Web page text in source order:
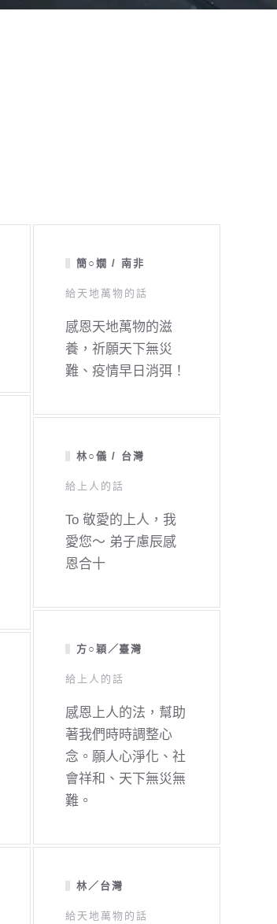
簡○嫺 / 南非
給天地萬物的話
感恩天地萬物的滋
養，祈願天下無災
難、疫情早日消弭！
林○儀 / 台灣
給上人的話
To 敬愛的上人，我
愛您～ 弟子慮辰感
恩合十
方○穎／臺灣
給上人的話
感恩上人的法，幫助
著我們時時調整心
念。願人心淨化、社
會祥和、天下無災無
難。
林／台灣
給天地萬物的話